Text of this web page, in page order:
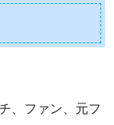
、ファン、元フ